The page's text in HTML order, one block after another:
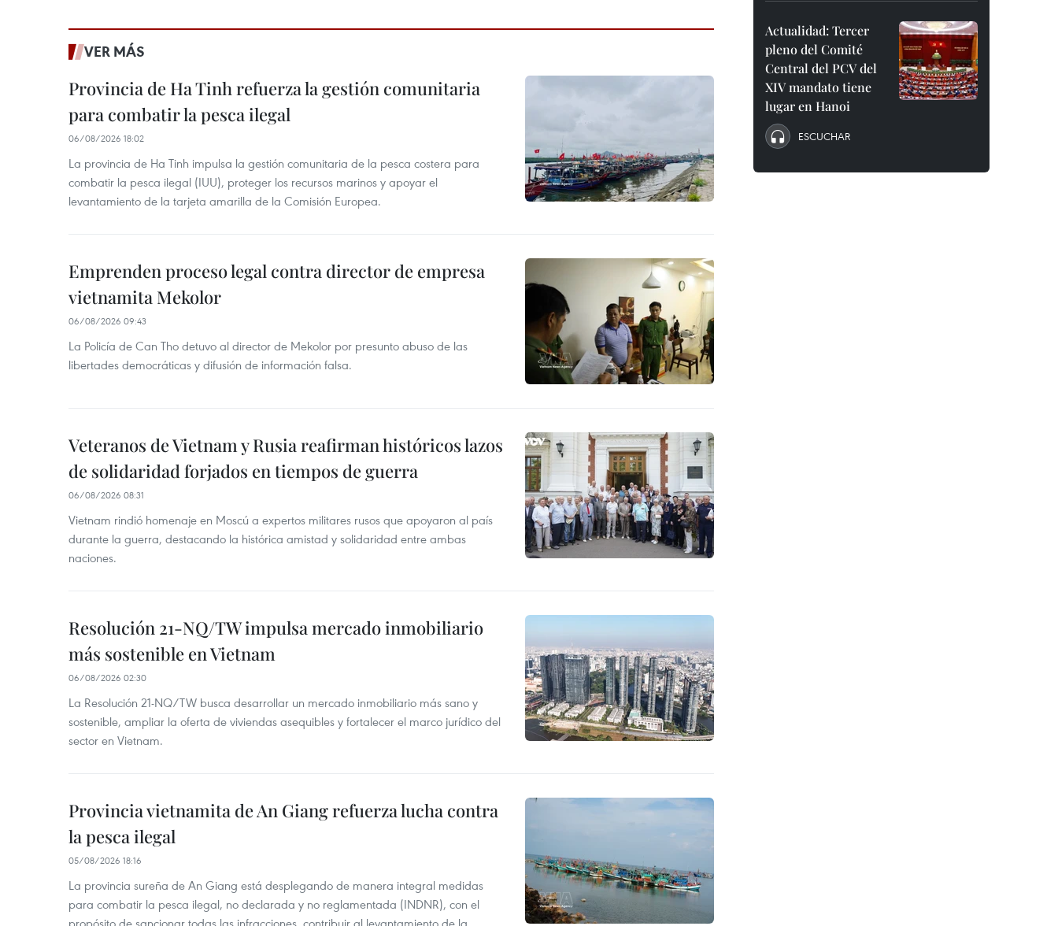
VER MÁS
Provincia de Ha Tinh refuerza la gestión comunitaria
para combatir la pesca ilegal
06/08/2026 18:02
La provincia de Ha Tinh impulsa la gestión comunitaria de la pesca costera para
combatir la pesca ilegal (IUU), proteger los recursos marinos y apoyar el
levantamiento de la tarjeta amarilla de la Comisión Europea.
Emprenden proceso legal contra director de empresa
vietnamita Mekolor
06/08/2026 09:43
La Policía de Can Tho detuvo al director de Mekolor por presunto abuso de las
libertades democráticas y difusión de información falsa.
Veteranos de Vietnam y Rusia reafirman históricos lazos
de solidaridad forjados en tiempos de guerra
06/08/2026 08:31
Vietnam rindió homenaje en Moscú a expertos militares rusos que apoyaron al país
durante la guerra, destacando la histórica amistad y solidaridad entre ambas
naciones.
Resolución 21-NQ/TW impulsa mercado inmobiliario
más sostenible en Vietnam
06/08/2026 02:30
La Resolución 21-NQ/TW busca desarrollar un mercado inmobiliario más sano y
sostenible, ampliar la oferta de viviendas asequibles y fortalecer el marco jurídico del
sector en Vietnam.
Provincia vietnamita de An Giang refuerza lucha contra
la pesca ilegal
05/08/2026 18:16
La provincia sureña de An Giang está desplegando de manera integral medidas
para combatir la pesca ilegal, no declarada y no reglamentada (INDNR), con el
propósito de sancionar todas las infracciones, contribuir al levantamiento de la
Actualidad: Tercer
pleno del Comité
Central del PCV del
XIV mandato tiene
lugar en Hanoi
ESCUCHAR